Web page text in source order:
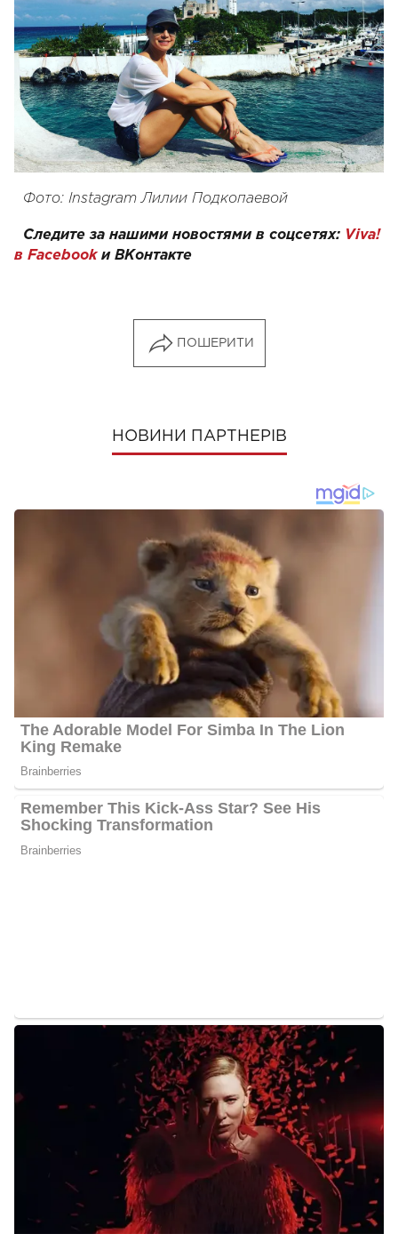
Фото: Instagram Лилии Подкопаевой
Следите за нашими новостями в соцсетях: Viva!
в Facebookи ВКонтакте
ПОШЕРИТИ
НОВИНИ ПАРТНЕРІВ